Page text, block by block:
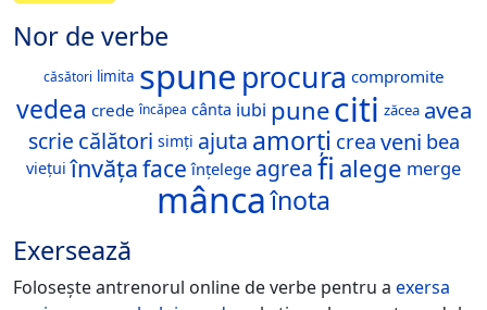
Nor de verbe
căsători limita spune procura compromite
vedea crede încăpea cânta iubi puneciti zăcea avea
scrie călători simți ajuta amorți crea veni bea
viețui învățaface înțelege agreafi alege merge
mâncaînota
Exersează
Folosește antrenorul online de verbe pentru a exersa